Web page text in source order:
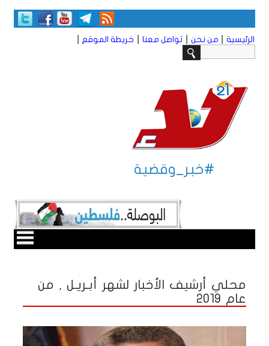
الرئيسية من نحن تواصل معنا خريطة الموقع
#خبر_وقضية
محلي أرشيف الأخبار لشهر أبـريـل , من
عام 2019